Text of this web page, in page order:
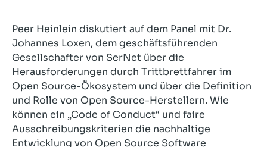
Peer Heinlein diskutiert auf dem Panel mit Dr.
Johannes Loxen, dem geschäftsführenden
Gesellschafter von SerNet über die
Herausforderungen durch Trittbrettfahrer im
Open Source-Ökosystem und über die Definition
und Rolle von Open Source-Herstellern. Wie
können ein „Code of Conduct“ und faire
Ausschreibungskriterien die nachhaltige
Entwicklung von Open Source Software